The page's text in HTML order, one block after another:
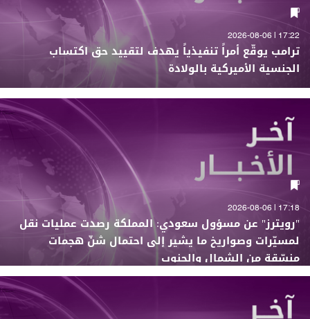
17:22 | 2026-08-06
ترامب يوقّع أمراً تنفيذياً يهدف لتقييد حق اكتساب
الجنسية الأميركية بالولادة
17:18 | 2026-08-06
"رويترز" عن مسؤول سعودي: المملكة رصدت عمليات نقل
لمسيّرات وصواريخ ما يشير إلى احتمال شنّ هجمات
منسّقة من الشمال والجنوب